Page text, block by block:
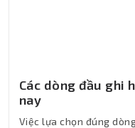
Các dòng đầu ghi
nay
Việc lựa chọn đúng